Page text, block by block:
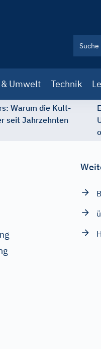
Umwelt Technik
Warum die Kult-
seit Jahrzehnten